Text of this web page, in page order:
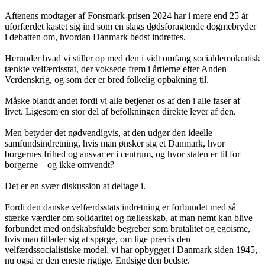
Aftenens modtager af Fonsmark-prisen 2024 har i mere end 25 år
uforfærdet kastet sig ind som en slags dødsforagtende dogmebryder
i debatten om, hvordan Danmark bedst indrettes.
Herunder hvad vi stiller op med den i vidt omfang socialdemokratisk
tænkte velfærdsstat, der voksede frem i årtierne efter Anden
Verdenskrig, og som der er bred folkelig opbakning til.
Måske blandt andet fordi vi alle betjener os af den i alle faser af
livet. Ligesom en stor del af befolkningen direkte lever af den.
Men betyder det nødvendigvis, at den udgør den ideelle
samfundsindretning, hvis man ønsker sig et Danmark, hvor
borgernes frihed og ansvar er i centrum, og hvor staten er til for
borgerne – og ikke omvendt?
Det er en svær diskussion at deltage i.
Fordi den danske velfærdsstats indretning er forbundet med så
stærke værdier om solidaritet og fællesskab, at man nemt kan blive
forbundet med ondskabsfulde begreber som brutalitet og egoisme,
hvis man tillader sig at spørge, om lige præcis den
velfærdssocialistiske model, vi har opbygget i Danmark siden 1945,
nu også er den eneste rigtige. Endsige den bedste.